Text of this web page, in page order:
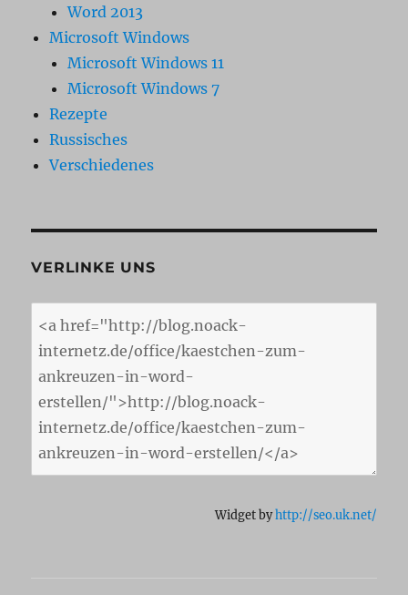
Word 2013
Microsoft Windows
Microsoft Windows 11
Microsoft Windows 7
Rezepte
Russisches
Verschiedenes
VERLINKE UNS
Widget byhttp://seo.uk.net/